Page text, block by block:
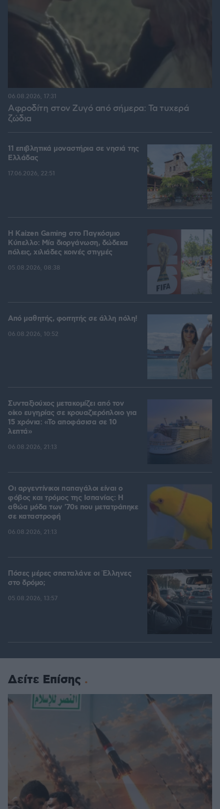
Αφροδίτη στον Ζυγό από σήμερα: Τα τυχερά
ζώδια
06.08.2026, 17:31
11 επιβλητικά μοναστήρια σε νησιά της
Ελλάδας
17.06.2026, 22:51
H Kaizen Gaming στο Παγκόσμιο
Kύπελλο: Μία διοργάνωση, δώδεκα
πόλεις, χιλιάδες κοινές στιγμές
05.08.2026, 08:38
Από μαθητής, φοιτητής σε άλλη πόλη!
06.08.2026, 10:52
Συνταξιούχος μετακομίζει από τον
οίκο ευγηρίας σε κρουαζιερόπλοιο για
15 χρόνια: «Το αποφάσισα σε 10
λεπτά»
06.08.2026, 21:13
Οι αργεντίνικοι παπαγάλοι είναι ο
φόβος και τρόμος της Ισπανίας: Η
αθώα μόδα των '70s που μετατράπηκε
σε καταστροφή
06.08.2026, 21:13
Πόσες μέρες σπαταλάνε οι Έλληνες
στο δρόμο;
05.08.2026, 13:57
Δείτε Επίσης